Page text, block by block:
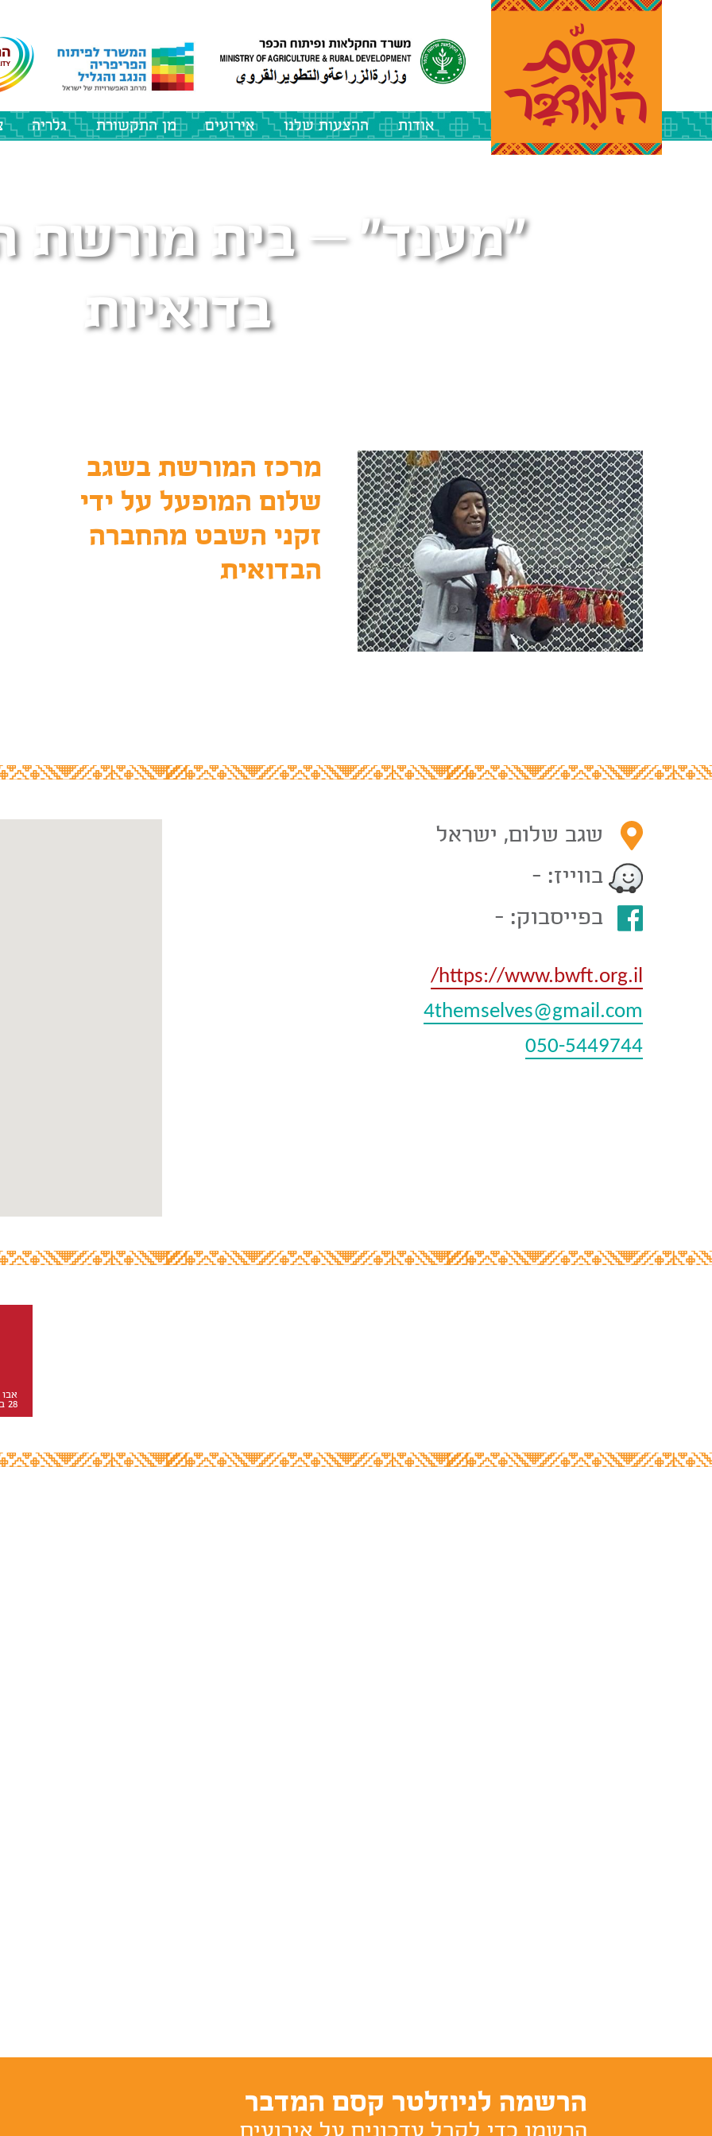
אודות ההצעות שלנו אירועים מן התקשורת גלריה
"מענד" – בית מורשת
בדואיות
מרכז המורשת בשגב
שלום המופעל על ידי
זקני השבט מהחברה
הבדואית
שגב שלום, ישראל
בווייז: -
בפייסבוק: -
https://www.bwft.org.il/
4themselves@gmail.com
050-5449744
28 באוגוסט 2018
הרשמה לניוזלטר קסם המדבר